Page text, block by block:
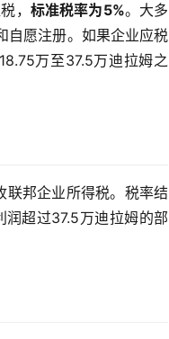
， 标准税率为5%。大多
自愿注册。如果企业应税
万至37.5万迪拉姆之
邦企业所得税。税率结
润超过37.5万迪拉姆的部